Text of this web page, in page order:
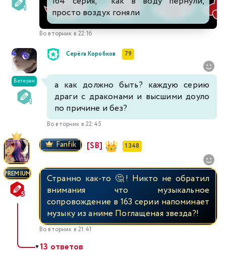
просто воздух гоняли
Во вторник в 22:16
Ветеран
Серёга Коробков 79
а как должно быть? каждую серию
драги с драконами и высшими доуло
по причине и без?
Во вторник в 22:45
PREMIUM
Fanfik [SB] 1 348
Странно как-то 🤔! Никто не обратил
внимания что музыкальное
сопровождение в 163 серии напоминает
музыку из аниме Поглащеная звезда?!
Во вторник в 21:41
▼13 ответов